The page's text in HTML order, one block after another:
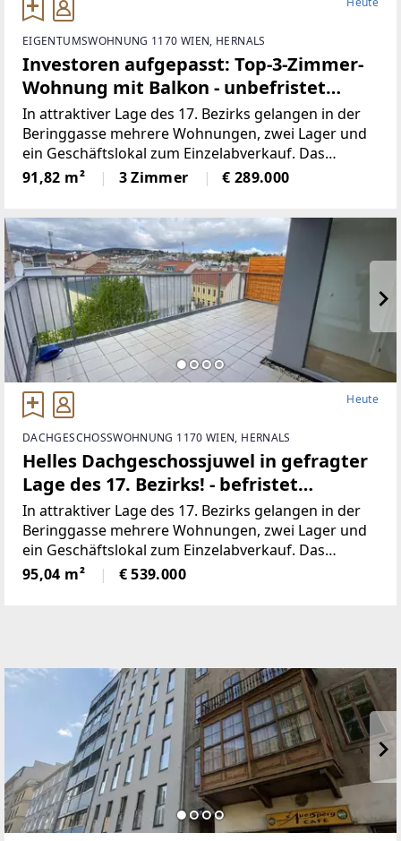
EIGENTUMSWOHNUNG 1170 WIEN, HERNALS
Investoren aufgepasst: Top-3-Zimmer-
Wohnung mit Balkon - unbefristet
vermietet
In attraktiver Lage des 17. Bezirks gelangen in der
Beringgasse mehrere Wohnungen, zwei Lager und
ein Geschäftslokal zum Einzelabverkauf. Das
Angebot umfasst überwiegend befristet und
unfristet vermietete sowie einige leerstehende
91,82 m² 3 Zimmer € 289.000
Heute
DACHGESCHOSSWOHNUNG 1170 WIEN, HERNALS
Helles Dachgeschossjuwel in gefragter
Lage des 17. Bezirks! - befristet
vermietet bis 30.06.2028
In attraktiver Lage des 17. Bezirks gelangen in der
Beringgasse mehrere Wohnungen, zwei Lager und
ein Geschäftslokal zum Einzelabverkauf. Das
Angebot umfasst überwiegend befristet und
unfristet vermietete sowie einige leerstehende
95,04 m² € 539.000